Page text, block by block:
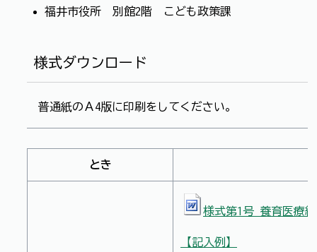
福井市役所 別館2階 こども政策課
様式ダウンロード
普通紙のＡ4版に印刷をしてください。
とき
様式第1号 養育医療
【記入例】